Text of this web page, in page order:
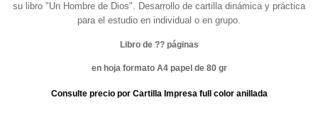
su libro "Un Hombre de Dios". Desarrollo de cartilla dinámica y práctica
para el estudio en individual o en grupo.
Libro de ?? páginas
en hoja formato A4 papel de 80 gr
Consulte precio por Cartilla Impresa full color anillada